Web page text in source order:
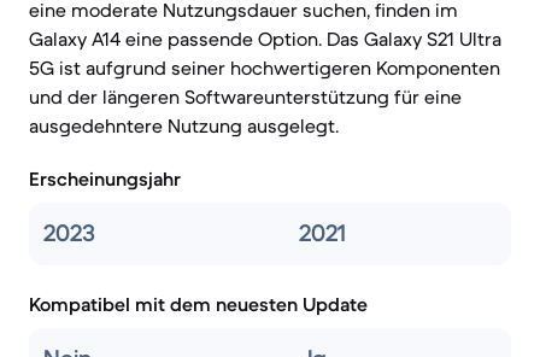
eine moderate Nutzungsdauer suchen, finden im
Galaxy A14 eine passende Option. Das Galaxy S21 Ultra
5G ist aufgrund seiner hochwertigeren Komponenten
und der längeren Softwareunterstützung für eine
ausgedehntere Nutzung ausgelegt.
Erscheinungsjahr
2023 2021
Kompatibel mit dem neuesten Update